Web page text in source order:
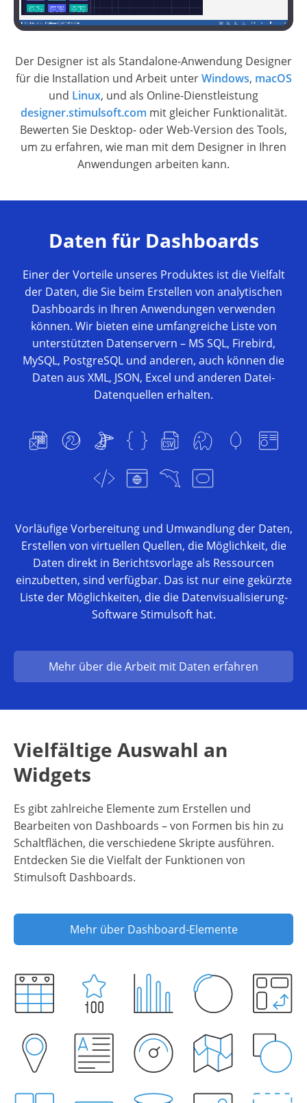
Der Designer ist als Standalone-Anwendung Designer
für die Installation und Arbeit unterWindows, macOS
und Linux, und als Online-Dienstleistung
designer.stimulsoft.com mit gleicher Funktionalität.
Bewerten Sie Desktop- oder Web-Version des Tools,
um zu erfahren, wie man mit dem Designer in Ihren
Anwendungen arbeiten kann.
Daten für Dashboards
Einer der Vorteile unseres Produktes ist die Vielfalt
der Daten, die Sie beim Erstellen von analytischen
Dashboards in Ihren Anwendungen verwenden
können. Wir bieten eine umfangreiche Liste von
unterstützten Datenservern – MS SQL, Firebird,
MySQL, PostgreSQL und anderen, auch können die
Daten aus XML, JSON, Excel und anderen Datei-
Datenquellen erhalten.
Vorläufige Vorbereitung und Umwandlung der Daten,
Erstellen von virtuellen Quellen, die Möglichkeit, die
Daten direkt in Berichtsvorlage als Ressourcen
einzubetten, sind verfügbar. Das ist nur eine gekürzte
Liste der Möglichkeiten, die die Datenvisualisierung-
Software Stimulsoft hat.
Mehr über die Arbeit mit Daten erfahren
Vielfältige Auswahl an
Widgets
Es gibt zahlreiche Elemente zum Erstellen und
Bearbeiten von Dashboards – von Formen bis hin zu
Schaltflächen, die verschiedene Skripte ausführen.
Entdecken Sie die Vielfalt der Funktionen von
Stimulsoft Dashboards.
Mehr über Dashboard-Elemente